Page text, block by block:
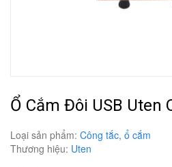
Ổ Cắm Đôi USB Uten
Loại sản phẩm: Công tắc, ổ cắm
Thương hiệu: Uten